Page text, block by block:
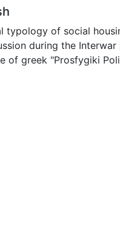
typology of social
during the Interwar
of greek "Prosfygiki